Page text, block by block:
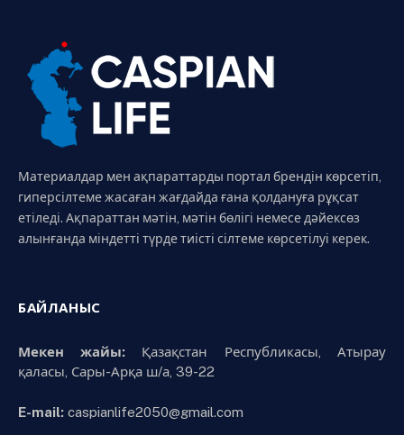
Материалдар мен ақпараттарды портал брендін көрсетіп,
гиперсілтеме жасаған жағдайда ғана қолдануға рұқсат
етіледі. Ақпараттан мәтін, мәтін бөлігі немесе дәйексөз
алынғанда міндетті түрде тиісті сілтеме көрсетілуі керек.
БАЙЛАНЫС
Мекен жайы:Қазақстан Республикасы, Атырау
қаласы, Сары-Арқа ш/а, 39-22
E-mail: caspianlife2050@gmail.com